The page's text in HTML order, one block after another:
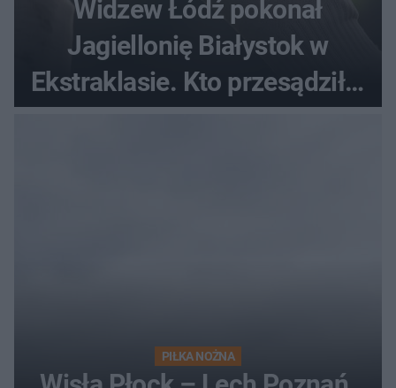
Widzew Łódź pokonał
Jagiellonię Białystok w
Ekstraklasie. Kto przesądził o
PIŁKA NOŻNA